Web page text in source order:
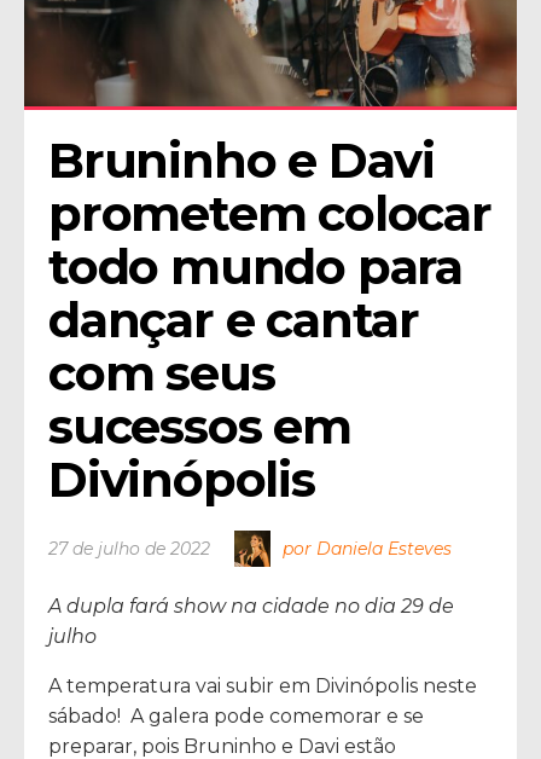
Bruninho e Davi
prometem colocar
todo mundo para
dançar e cantar
com seus
sucessos em
Divinópolis
27 de julho de 2022 por Daniela Esteves
A dupla fará show na cidade no dia 29 de
julho
A temperatura vai subir em Divinópolis neste
sábado! A galera pode comemorar e se
preparar, pois Bruninho e Davi estão